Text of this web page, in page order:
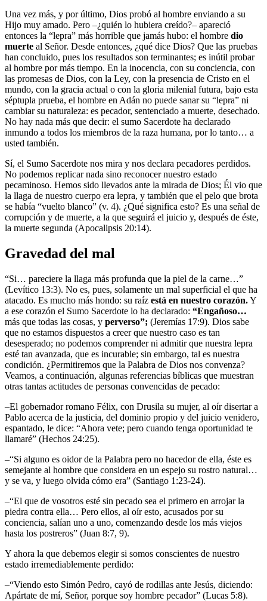
Una vez más, y por último, Dios probó al hombre enviando a su
Hijo muy amado. Pero –¿quién lo hubiera creído?– apareció
entonces la “lepra” más horrible que jamás hubo: el hombre dio
muerte al Señor. Desde entonces, ¿qué dice Dios? Que las pruebas
han concluido, pues los resultados son terminantes; es inútil probar
al hombre por más tiempo. En la inocencia, con su conciencia, con
las promesas de Dios, con la Ley, con la presencia de Cristo en el
mundo, con la gracia actual o con la gloria milenial futura, bajo esta
séptupla prueba, el hombre en Adán no puede sanar su “lepra” ni
cambiar su naturaleza: es pecador, sentenciado a muerte, desechado.
No hay nada más que decir: el sumo Sacerdote ha declarado
inmundo a todos los miembros de la raza humana, por lo tanto… a
usted también.
Sí, el Sumo Sacerdote nos mira y nos declara pecadores perdidos.
No podemos replicar nada sino reconocer nuestro estado
pecaminoso. Hemos sido llevados ante la mirada de Dios; Él vio que
la llaga de nuestro cuerpo era lepra, y también que el pelo que brota
se había “vuelto blanco” (v. 4). ¿Qué significa esto? Es una señal de
corrupción y de muerte, a la que seguirá el juicio y, después de éste,
la muerte segunda (Apocalipsis 20:14).
Gravedad del mal
“Si… pareciere la llaga más profunda que la piel de la carne…”
(Levítico 13:3). No es, pues, solamente un mal superficial el que ha
atacado. Es mucho más hondo: su raíz está en nuestro corazón.Y
a ese corazón el Sumo Sacerdote lo ha declarado: “Engañoso…
más que todas las cosas, y perverso”; (Jeremías 17:9). Dios sabe
que no estamos dispuestos a creer que nuestro caso es tan
desesperado; no podemos comprender ni admitir que nuestra lepra
esté tan avanzada, que es incurable; sin embargo, tal es nuestra
condición. ¿Permitiremos que la Palabra de Dios nos convenza?
Veamos, a continuación, algunas referencias bíblicas que muestran
otras tantas actitudes de personas convencidas de pecado:
–El gobernador romano Félix, con Drusila su mujer, al oír disertar a
Pablo acerca de la justicia, del dominio propio y del juicio venidero,
espantado, le dice: “Ahora vete; pero cuando tenga oportunidad te
llamaré” (Hechos 24:25).
–“Si alguno es oidor de la Palabra pero no hacedor de ella, éste es
semejante al hombre que considera en un espejo su rostro natural…
y se va, y luego olvida cómo era” (Santiago 1:23-24).
–“El que de vosotros esté sin pecado sea el primero en arrojar la
piedra contra ella… Pero ellos, al oír esto, acusados por su
conciencia, salían uno a uno, comenzando desde los más viejos
hasta los postreros” (Juan 8:7, 9).
Y ahora la que debemos elegir si somos conscientes de nuestro
estado irremediablemente perdido:
–“Viendo esto Simón Pedro, cayó de rodillas ante Jesús, diciendo:
Apártate de mí, Señor, porque soy hombre pecador” (Lucas 5:8).